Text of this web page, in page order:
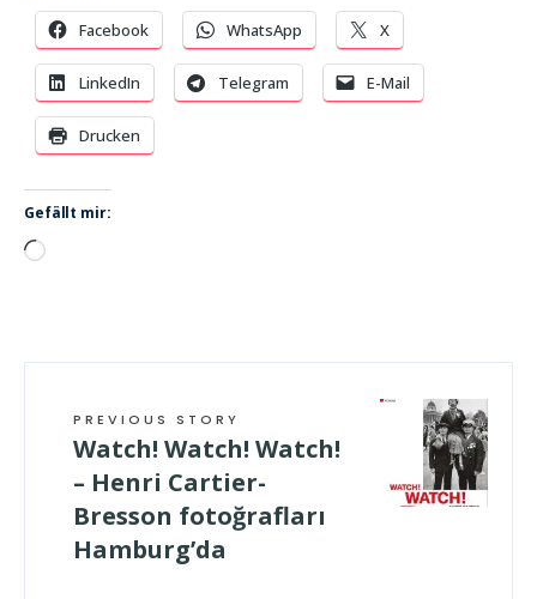
Facebook WhatsApp X
LinkedIn Telegram E-Mail
Drucken
Gefällt mir:
Wird
PREVIOUS STORY
Watch! Watch! Watch!
– Henri Cartier-
Bresson fotoğrafları
Hamburg’da